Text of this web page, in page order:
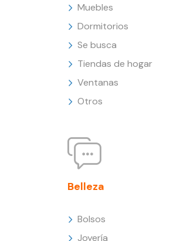
Muebles
Dormitorios
Se busca
Tiendas de hogar
Ventanas
Otros
Belleza
Bolsos
Joyería